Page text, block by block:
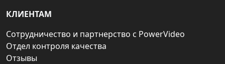
КЛИЕНТАМ
Сотрудничество и партнерство с PowerVideo
Отдел контроля качества
Отзывы